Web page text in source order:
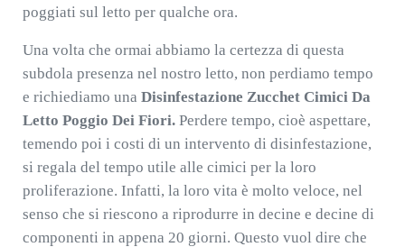
poggiati sul letto per qualche ora.
Una volta che ormai abbiamo la certezza di questa
subdola presenza nel nostro letto, non perdiamo tempo
e richiediamo una Disinfestazione Zucchet Cimici Da
Letto Poggio Dei Fiori. Perdere tempo, cioè aspettare,
temendo poi i costi di un intervento di disinfestazione,
si regala del tempo utile alle cimici per la loro
proliferazione. Infatti, la loro vita è molto veloce, nel
senso che si riescono a riprodurre in decine e decine di
componenti in appena 20 giorni. Questo vuol dire che